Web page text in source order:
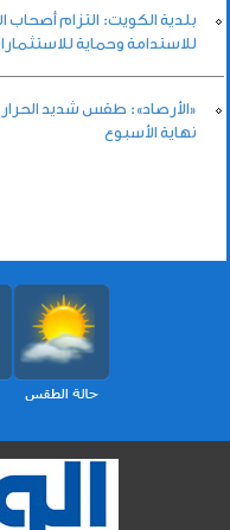
بلدية الكويت: التزام
للاستدامة وحماية
«الأرصاد»: طقس شديد
نهاية الأسبوع